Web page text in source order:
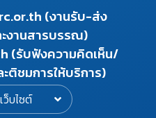
(งานรับ-ส่ง
งานสารบรรณ)
(รับฟังความคิดเห็น/
ติชมการให้บริการ)
บไซต์